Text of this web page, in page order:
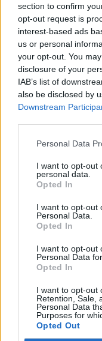
section to confirm
opt-out request is
interest-based ads
us or personal
your opt-out. You
disclosure of your
IAB’s list of
also be disclosed by
Downstream
Personal Data
I want to opt-out
personal data.
Opted In
I want to opt-out
Personal Data.
Opted In
I want to opt-out
Personal Data
Opted In
I want to opt-out
Retention, Sale,
Personal Data
Purposes for
Opted Out
GALÉRIA
KAPCSOLÓDÓ